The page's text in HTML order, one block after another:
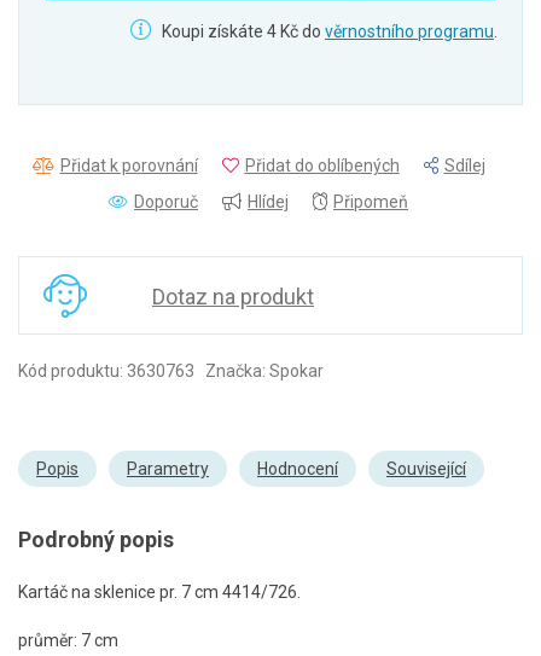
Koupi získáte 4 Kč do věrnostního programu.
Přidat k porovnání Přidat do oblíbených
Sdílej
Doporuč
Hlídej Připomeň
Dotaz na produkt
Kód produktu: 3630763 Značka: Spokar
Popis Parametry Hodnocení Související
Podrobný popis
Kartáč na sklenice pr. 7 cm 4414/726.
průměr: 7 cm